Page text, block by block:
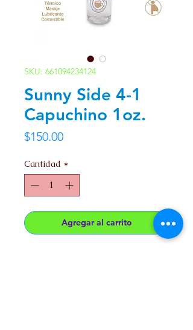
SKU: 661094234124
Sunny Side 4-1
Capuchino 1oz.
$150.00Precio
Cantidad *
Agregar al carrito